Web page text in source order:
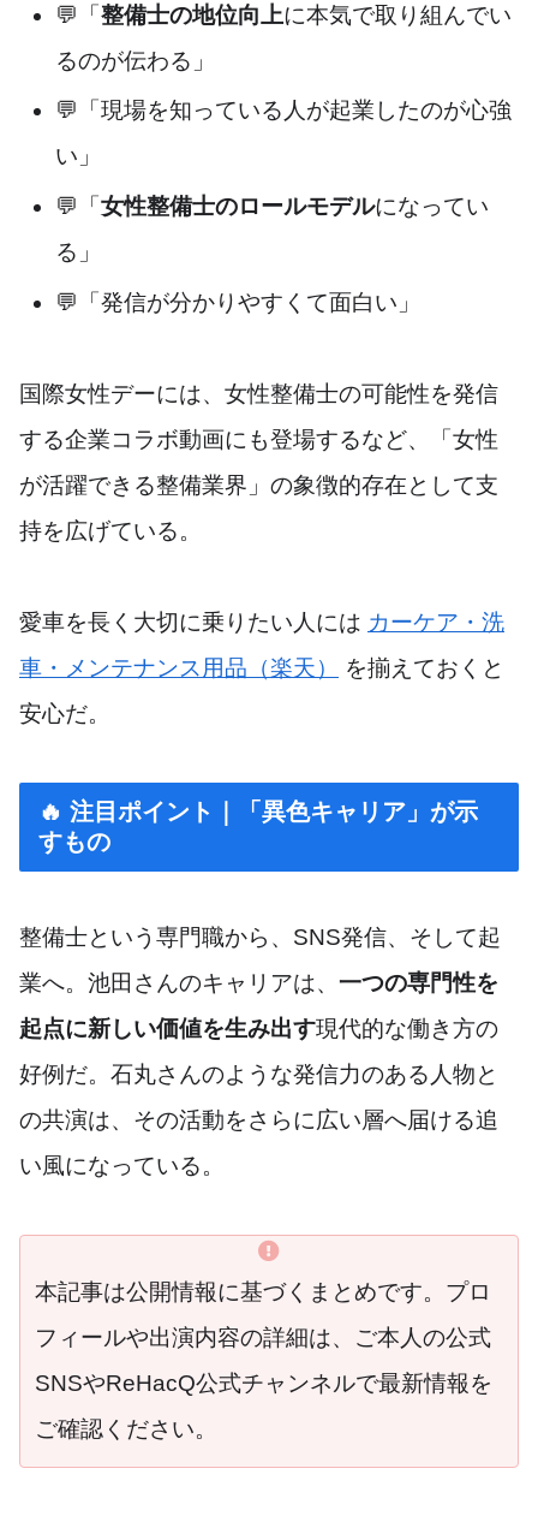
💬「整備士の地位向上に本気で取り組んでい
るのが伝わる」
💬「現場を知っている人が起業したのが心強
い」
💬「 女性整備士のロールモデルになってい
る」
💬「発信が分かりやすくて面白い」
国際女性デーには、女性整備士の可能性を発信
する企業コラボ動画にも登場するなど、「女性
が活躍できる整備業界」の象徴的存在として支
持を広げている。
愛車を長く大切に乗りたい人には カーケア・洗
車・メンテナンス用品（楽天）
を揃えておくと
安心だ。
🔥 注目ポイント｜「異色キャリア」が示
すもの
整備士という専門職から、SNS発信、そして起
業へ。池田さんのキャリアは、 一つの専門性を
起点に新しい価値を生み出す現代的な働き方の
好例だ。石丸さんのような発信力のある人物と
の共演は、その活動をさらに広い層へ届ける追
い風になっている。
本記事は公開情報に基づくまとめです。プロ
フィールや出演内容の詳細は、ご本人の公式
SNSやReHacQ公式チャンネルで最新情報を
ご確認ください。